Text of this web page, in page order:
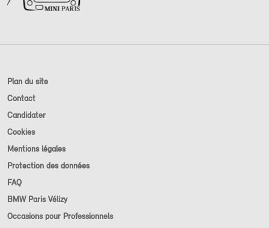
Plan du site
Contact
Candidater
Cookies
Mentions légales
Protection des données
FAQ
BMW Paris Vélizy
Occasions pour Professionnels